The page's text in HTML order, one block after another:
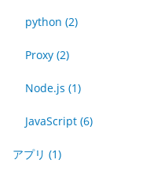
python (2)
Proxy (2)
Node.js (1)
JavaScript (6)
アプリ (1)